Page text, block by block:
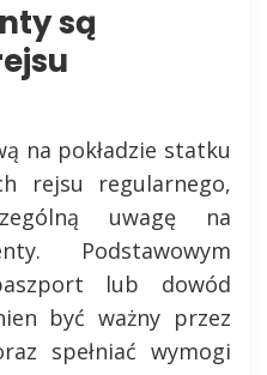
są
na pokładzie statku
rejsu regularnego,
uwagę na
Podstawowym
lub dowód
być ważny przez
spełniać wymogi